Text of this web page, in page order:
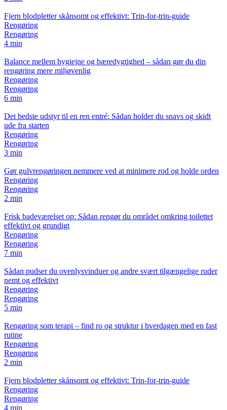
Fjern blodpletter skånsomt og effektivt: Trin-for-trin-guide
Rengøring
Rengøring
4 min
Balance mellem hygiejne og bæredygtighed – sådan gør du din
rengøring mere miljøvenlig
Rengøring
Rengøring
6 min
Det bedste udstyr til en ren entré: Sådan holder du snavs og skidt
ude fra starten
Rengøring
Rengøring
3 min
Gør gulvrengøringen nemmere ved at minimere rod og holde orden
Rengøring
Rengøring
2 min
Frisk badeværelset op: Sådan rengør du området omkring toilettet
effektivt og grundigt
Rengøring
Rengøring
7 min
Sådan pudser du ovenlysvinduer og andre svært tilgængelige ruder
nemt og effektivt
Rengøring
Rengøring
5 min
Rengøring som terapi – find ro og struktur i hverdagen med en fast
rutine
Rengøring
Rengøring
2 min
Fjern blodpletter skånsomt og effektivt: Trin-for-trin-guide
Rengøring
Rengøring
4 min